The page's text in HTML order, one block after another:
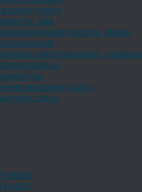
плиту
бак
ворота, дверь
кислородные, газовые
рабицы
машинку сдать
сдать
навоз
навоз